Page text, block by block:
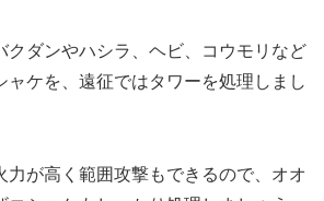
クダンやハシラ、ヘビ、コウモリなど
ャケを、遠征ではタワーを処理しまし
力が高く範囲攻撃もできるので、オオ